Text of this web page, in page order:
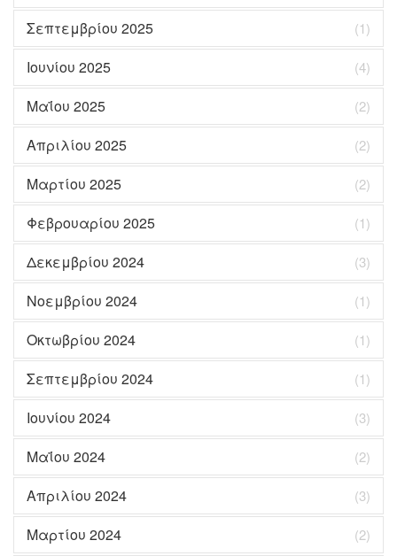
Σεπτεμβρίου 2025 (1)
Ιουνίου 2025 (4)
Μαΐου 2025 (2)
Απριλίου 2025 (2)
Μαρτίου 2025 (2)
Φεβρουαρίου 2025 (1)
Δεκεμβρίου 2024 (3)
Νοεμβρίου 2024 (1)
Οκτωβρίου 2024 (1)
Σεπτεμβρίου 2024 (1)
Ιουνίου 2024 (3)
Μαΐου 2024 (2)
Απριλίου 2024 (3)
Μαρτίου 2024 (2)